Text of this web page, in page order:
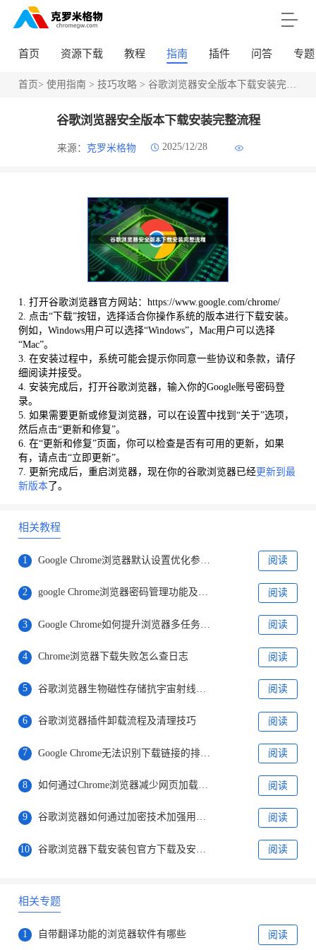
首页 资源下载 教程 指南 插件 问答 专题
首页> 使用指南 > 技巧攻略> 谷歌浏览器安全版本下载安装完整流程
谷歌浏览器安全版本下载安装完整流程
来源： 克罗米格物 2025/12/28
1. 打开谷歌浏览器官方网站：https://www.google.com/chrome/
2. 点击“下载”按钮，选择适合你操作系统的版本进行下载安装。
例如，Windows用户可以选择“Windows”，Mac用户可以选择
“Mac”。
3. 在安装过程中，系统可能会提示你同意一些协议和条款，请仔
细阅读并接受。
4. 安装完成后，打开谷歌浏览器，输入你的Google账号密码登
录。
5. 如果需要更新或修复浏览器，可以在设置中找到“关于”选项，
然后点击“更新和修复”。
6. 在“更新和修复”页面，你可以检查是否有可用的更新，如果
有，请点击“立即更新”。
7. 更新完成后，重启浏览器，现在你的谷歌浏览器已经更新到最
新版本了。
相关教程
1 Google Chrome浏览器默认设置优化参考配置 阅读
2 google Chrome浏览器密码管理功能及安全设置 阅读
3 阅读
4 Chrome浏览器下载失败怎么查日志 阅读
5 阅读
6 谷歌浏览器插件卸载流程及清理技巧 阅读
7 Google Chrome无法识别下载链接的排查步骤 阅读
8 如何通过Chrome浏览器减少网页加载中的外部请求 阅读
9 谷歌浏览器如何通过加密技术加强用户隐私保护 阅读
10 阅读
相关专题
1 自带翻译功能的浏览器软件有哪些 阅读